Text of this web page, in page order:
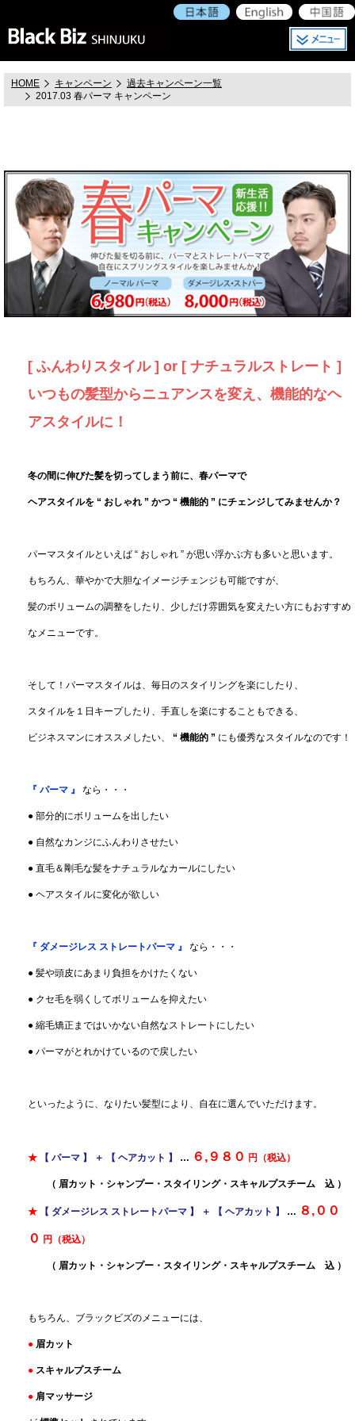
HOME キャンペーン
過去キャンペーン一覧
2017.03 春パーマ キャンペーン
[ ふんわりスタイル ] or [ ナチュラルストレート ]
いつもの髪型からニュアンスを変え、機能的なヘ
アスタイルに！
冬の間に伸びた髪を切ってしまう前に、春パーマで
ヘアスタイルを “ おしゃれ ” かつ “ 機能的 ” にチェンジしてみませんか？
パーマスタイルといえば “ おしゃれ ” が思い浮かぶ方も多いと思います。
もちろん、華やかで大胆なイメージチェンジも可能ですが、
髪のボリュームの調整をしたり、少しだけ雰囲気を変えたい方にもおすすめ
なメニューです。
そして！パーマスタイルは、毎日のスタイリングを楽にしたり、
スタイルを１日キープしたり、手直しを楽にすることもできる、
ビジネスマンにオススメしたい、 “ 機能的 ” にも優秀なスタイルなのです！
『 パーマ 』 なら・・・
● 部分的にボリュームを出したい
● 自然なカンジにふんわりさせたい
● 直毛＆剛毛な髪をナチュラルなカールにしたい
● ヘアスタイルに変化が欲しい
『 ダメージレス ストレートパーマ 』 なら・・・
● 髪や頭皮にあまり負担をかけたくない
● クセ毛を弱くしてボリュームを抑えたい
● 縮毛矯正まではいかない自然なストレートにしたい
● パーマがとれかけているので戻したい
といったように、なりたい髪型により、自在に選んでいただけます。
★ 【 パーマ 】 ＋ 【 ヘアカット 】 … ６,９８０ 円（税込）
（ 眉カット・シャンプー・スタイリング・スキャルプスチーム 込 ）
★ 【 ダメージレス ストレートパーマ 】 ＋ 【 ヘアカット 】 … ８,００
０ 円（税込）
（ 眉カット・シャンプー・スタイリング・スキャルプスチーム 込 ）
もちろん、ブラックビズのメニューには、
● 眉カット
● スキャルプスチーム
● 肩マッサージ